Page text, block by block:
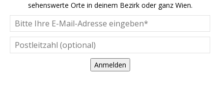
sehenswerte Orte in deinem Bezirk oder ganz Wien.
Anmelden